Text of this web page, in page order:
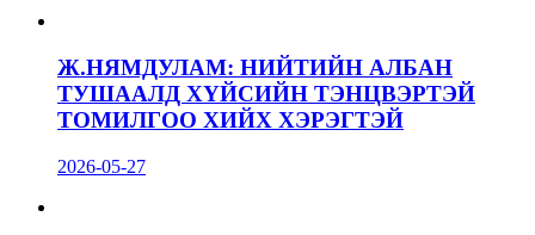
Ж.НЯМДУЛАМ: НИЙТИЙН АЛБАН
ТУШААЛД ХҮЙСИЙН ТЭНЦВЭРТЭЙ
ТОМИЛГОО ХИЙХ ХЭРЭГТЭЙ
2026-05-27